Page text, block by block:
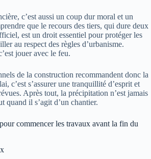
c’est aussi un coup dur moral et un
que le recours des tiers, qui dure deux
est un droit essentiel pour protéger les
au respect des règles d’urbanisme.
jouer avec le feu.
de la construction recommandent donc la
c’est s’assurer une tranquillité d’esprit et
Après tout, la précipitation n’est jamais
quand il s’agit d’un chantier.
commencer les travaux avant la fin du